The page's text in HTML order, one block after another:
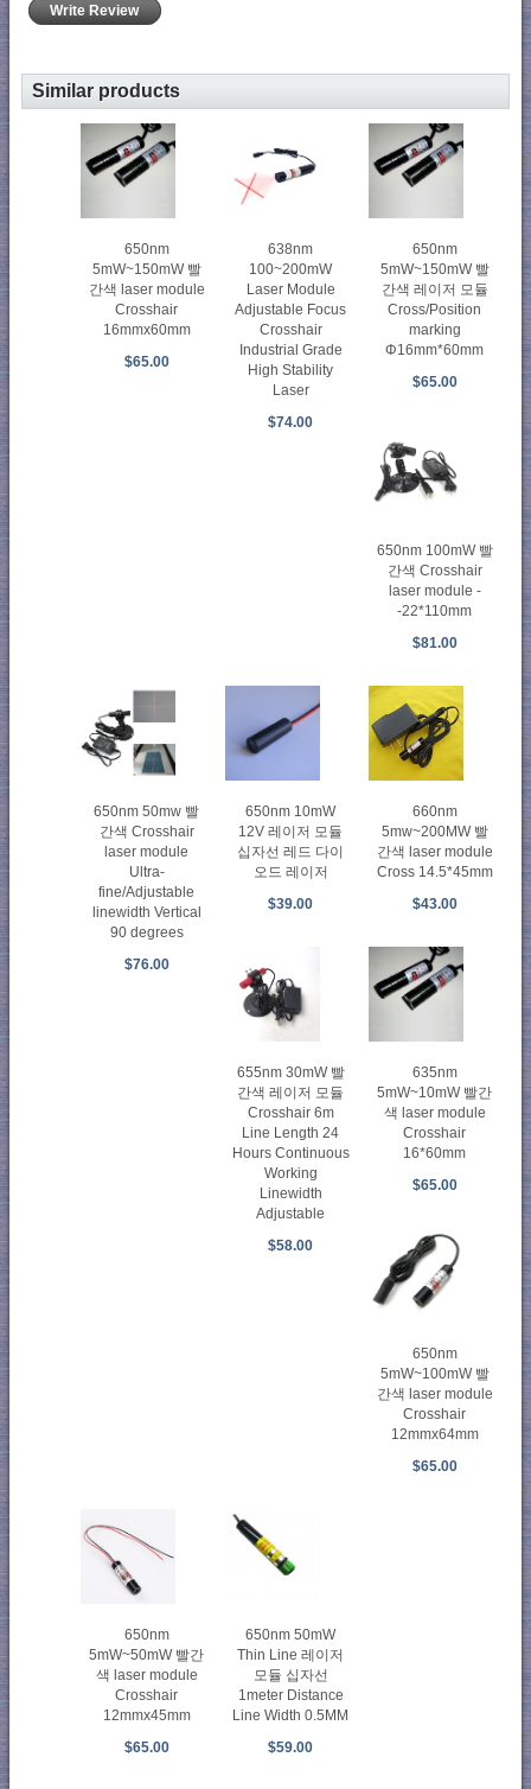
Write Review
Similar products
650nm
5mW~150mW 빨
간색 laser module
Crosshair
16mmx60mm
$65.00
638nm
100~200mW
Laser Module
Adjustable Focus
Crosshair
Industrial Grade
High Stability
Laser
$74.00
650nm
5mW~150mW 빨
간색 레이저 모듈
Cross/Position
marking
Φ16mm*60mm
$65.00
650nm 100mW 빨
간색 Crosshair
laser module -
-22*110mm
$81.00
650nm 50mw 빨
간색 Crosshair
laser module
Ultra-
fine/Adjustable
linewidth Vertical
90 degrees
$76.00
650nm 10mW
12V 레이저 모듈
십자선 레드 다이
오드 레이저
$39.00
660nm
5mw~200MW 빨
간색 laser module
Cross 14.5*45mm
$43.00
655nm 30mW 빨
간색 레이저 모듈
Crosshair 6m
Line Length 24
Hours Continuous
Working
Linewidth
Adjustable
$58.00
635nm
5mW~10mW 빨간
색 laser module
Crosshair
16*60mm
$65.00
650nm
5mW~100mW 빨
간색 laser module
Crosshair
12mmx64mm
$65.00
650nm
5mW~50mW 빨간
색 laser module
Crosshair
12mmx45mm
$65.00
650nm 50mW
Thin Line 레이저
모듈 십자선
1meter Distance
Line Width 0.5MM
$59.00